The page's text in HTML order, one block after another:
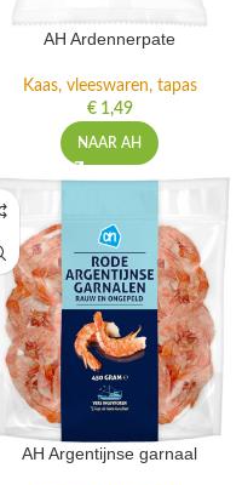
AH Ardennerpate
Kaas, vleeswaren, tapas
€1,49
NAAR AH
AH Argentijnse garnaal